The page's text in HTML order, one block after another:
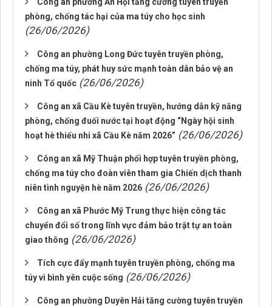
phòng, chống tác hại của ma túy cho học sinh
(26/06/2026)
Công an phường Long Đức tuyên truyền phòng,
chống ma túy, phát huy sức mạnh toàn dân bảo vệ an
ninh Tổ quốc (26/06/2026)
Công an xã Cầu Kè tuyên truyền, hướng dẫn kỹ năng
phòng, chống đuối nước tại hoạt động “Ngày hội sinh
hoạt hè thiếu nhi xã Cầu Kè năm 2026” (26/06/2026)
Công an xã Mỹ Thuận phối hợp tuyên truyền phòng,
chống ma túy cho đoàn viên tham gia Chiến dịch thanh
niên tình nguyện hè năm 2026 (26/06/2026)
Công an xã Phước Mỹ Trung thực hiện công tác
chuyển đổi số trong lĩnh vực đảm bảo trật tự an toàn
giao thông (26/06/2026)
Tích cực đẩy mạnh tuyên truyền phòng, chống ma
túy vì bình yên cuộc sống (26/06/2026)
Công an phường Duyên Hải tăng cường tuyên truyền